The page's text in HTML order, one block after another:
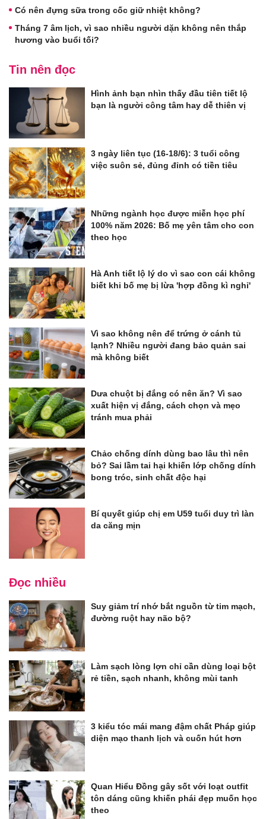
Có nên đựng sữa trong cốc giữ nhiệt không?
Tháng 7 âm lịch, vì sao nhiều người dặn không nên thắp
hương vào buổi tối?
Tin nên đọc
Hình ảnh bạn nhìn thấy đầu tiên tiết lộ
bạn là người công tâm hay dễ thiên vị
3 ngày liên tục (16-18/6): 3 tuổi công
việc suôn sẻ, đủng đỉnh có tiền tiêu
Những ngành học được miễn học phí
100% năm 2026: Bố mẹ yên tâm cho con
theo học
Hà Anh tiết lộ lý do vì sao con cái không
biết khi bố mẹ bị lừa 'hợp đồng kì nghỉ'
Vì sao không nên để trứng ở cánh tủ
lạnh? Nhiều người đang bảo quản sai
mà không biết
Dưa chuột bị đắng có nên ăn? Vì sao
xuất hiện vị đắng, cách chọn và mẹo
tránh mua phải
Chảo chống dính dùng bao lâu thì nên
bỏ? Sai lầm tai hại khiến lớp chống dính
bong tróc, sinh chất độc hại
Bí quyết giúp chị em U59 tuổi duy trì làn
da căng mịn
Đọc nhiều
Suy giảm trí nhớ bắt nguồn từ tim mạch,
đường ruột hay não bộ?
Làm sạch lòng lợn chỉ cần dùng loại bột
rẻ tiền, sạch nhanh, không mùi tanh
3 kiểu tóc mái mang đậm chất Pháp giúp
diện mạo thanh lịch và cuốn hút hơn
Quan Hiểu Đồng gây sốt với loạt outfit
tôn dáng cũng khiến phái đẹp muốn học
theo